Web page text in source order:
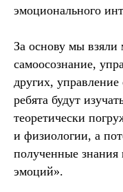
эмоционального
За основу мы взяли
самоосознание,
других,
ребята будут
теоретически
и физиологии, а
полученные знания
эмоций».